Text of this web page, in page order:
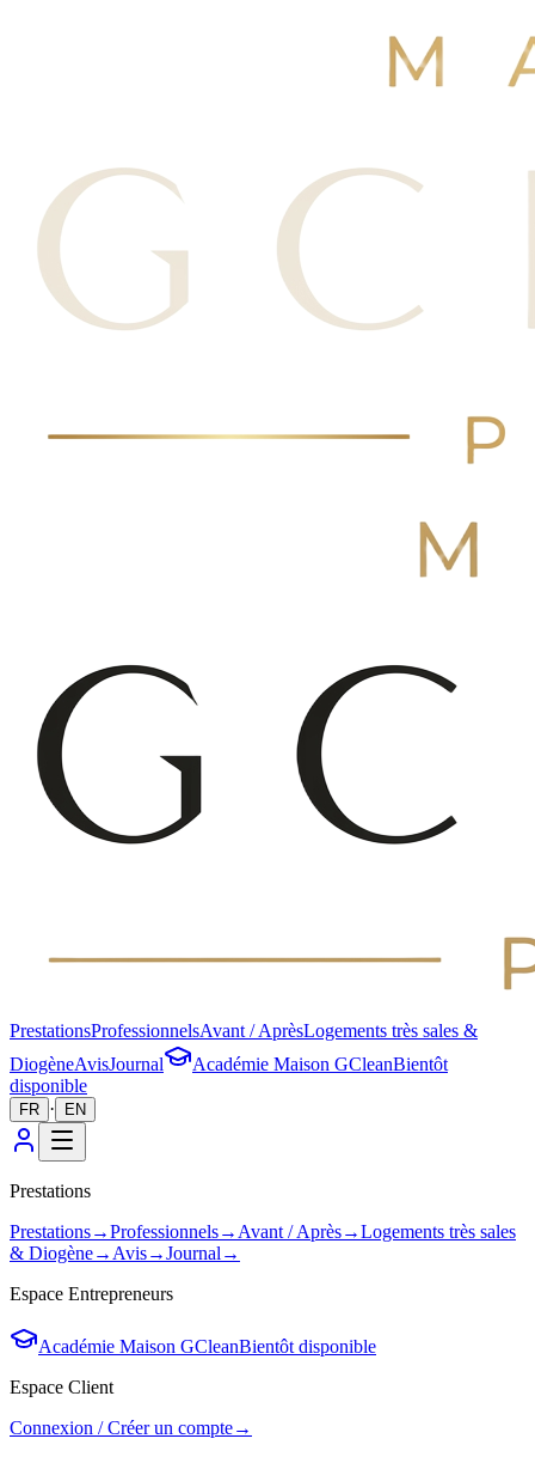
PrestationsProfessionnelsAvant / AprèsLogements très sales &
DiogèneAvisJournal Académie Maison GCleanBientôt
disponible
FR · EN
Prestations
Prestations→Professionnels→ Avant / Après→Logements très sales
& Diogène→ Avis→Journal →
Espace Entrepreneurs
Académie Maison GCleanBientôt disponible
Espace Client
Connexion / Créer un compte→